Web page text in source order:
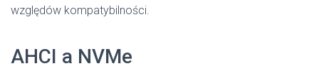
względów kompatybilności.
AHCI a NVMe